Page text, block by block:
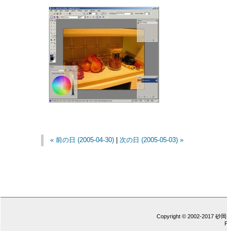
« 前の日 (2005-04-30) |次の日 (2005-05-03) »
Copyright © 2002-2017 砂